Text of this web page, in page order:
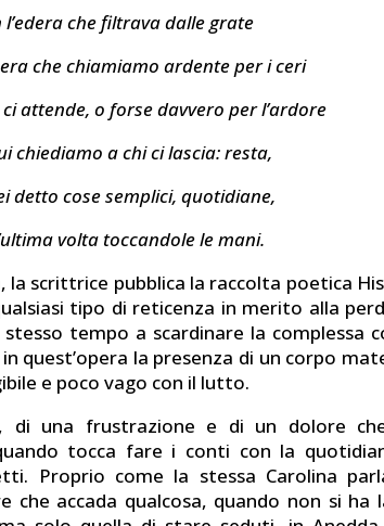
l’edera che filtrava dalle grate
che chiamiamo ardente per i ceri
attende, o forse davvero per l’ardore
chiediamo a chi ci lascia: resta,
detto cose semplici, quotidiane,
volta toccandole le mani.
, la scrittrice pubblica la raccolta poetica
tipo di reticenza in merito alla
tempo a scardinare la complessa
quest’opera la presenza di un corpo
e poco vago con il lutto.
di una frustrazione e di un dolore
tocca fare i conti con la
Proprio come la stessa Carolina
che accada qualcosa, quando non si ha